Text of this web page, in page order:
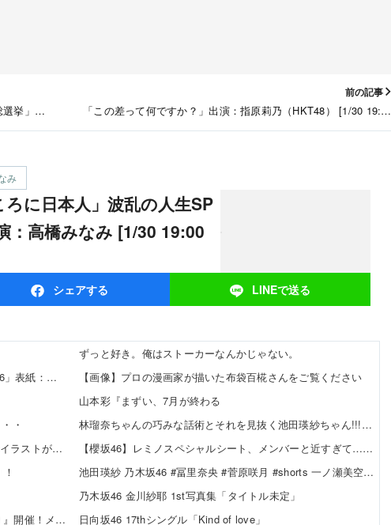
挙」
前の記事
「この差って何ですか？」出演：指原莉乃（HKT48） [1/30 19:00
み
：高橋みなみ [1/30 19:00
シェアする LINEで送る
【8/10発売】「ヤングチャンピオン 2026年 No.16」表紙：東雲うみ / 斉藤優里 えなこ 高鶴桃羽 etc.
・
賀喜遥香ちゃんが描いた映画「アンパンマン」のイラストが上手すぎる！！！【乃木坂46】
SKE48×WEGO 訪店イベント『TEEシャツだぜ！』開催！メンバーが大須店でコーディネート【SNSまとめ】
ずっと好き。俺はストーカーなんかじゃない。
【画像】プロの漫画家が描いた布袋百椛さんをご覧ください
山本彩『まずい、7月が終わる
林瑠奈ちゃんの巧みな話術とそれを見抜く池田瑛紗ちゃん!!!【乃木坂46】
【櫻坂46】レミノスペシャルシート、メンバーと近すぎて…【全国ツアー2026】
池田瑛紗 乃木坂46 #冨里奈央 #菅原咲月 #shorts 一ノ瀬美空 五百城茉央 瀬戸口心月 奥の反応まとめ
乃木坂46 金川紗耶 1st写真集「タイトル未定」
日向坂46 17thシングル「Kind of love」